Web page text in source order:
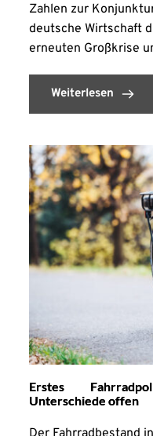
Zahlen zur
deutsche Wirtschaft
erneuten Großkrise
Weiterlesen
Erstes
Unterschiede offen